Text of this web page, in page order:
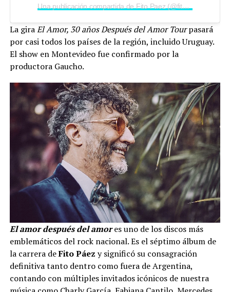
Una publicación compartida de Fito Paez (@fitopaezmusica)
La giraEl Amor, 30 años Después del Amor Tourpasará
por casi todos los países de la región, incluido Uruguay.
El show en Montevideo fue confirmado por la
productora Gaucho.
El amor después del amor es uno de los discos más
emblemáticos del rock nacional. Es el séptimo álbum de
la carrera deFito Páez y significó su consagración
definitiva tanto dentro como fuera de Argentina,
contando con múltiples invitados icónicos de nuestra